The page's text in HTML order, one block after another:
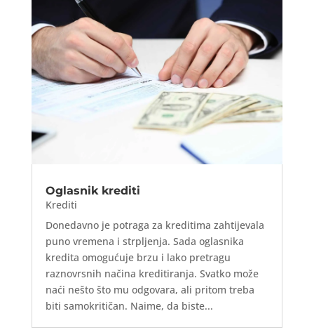
Oglasnik krediti
Krediti
Donedavno je potraga za kreditima zahtijevala
puno vremena i strpljenja. Sada oglasnika
kredita omogućuje brzu i lako pretragu
raznovrsnih načina kreditiranja. Svatko može
naći nešto što mu odgovara, ali pritom treba
biti samokritičan. Naime, da biste...